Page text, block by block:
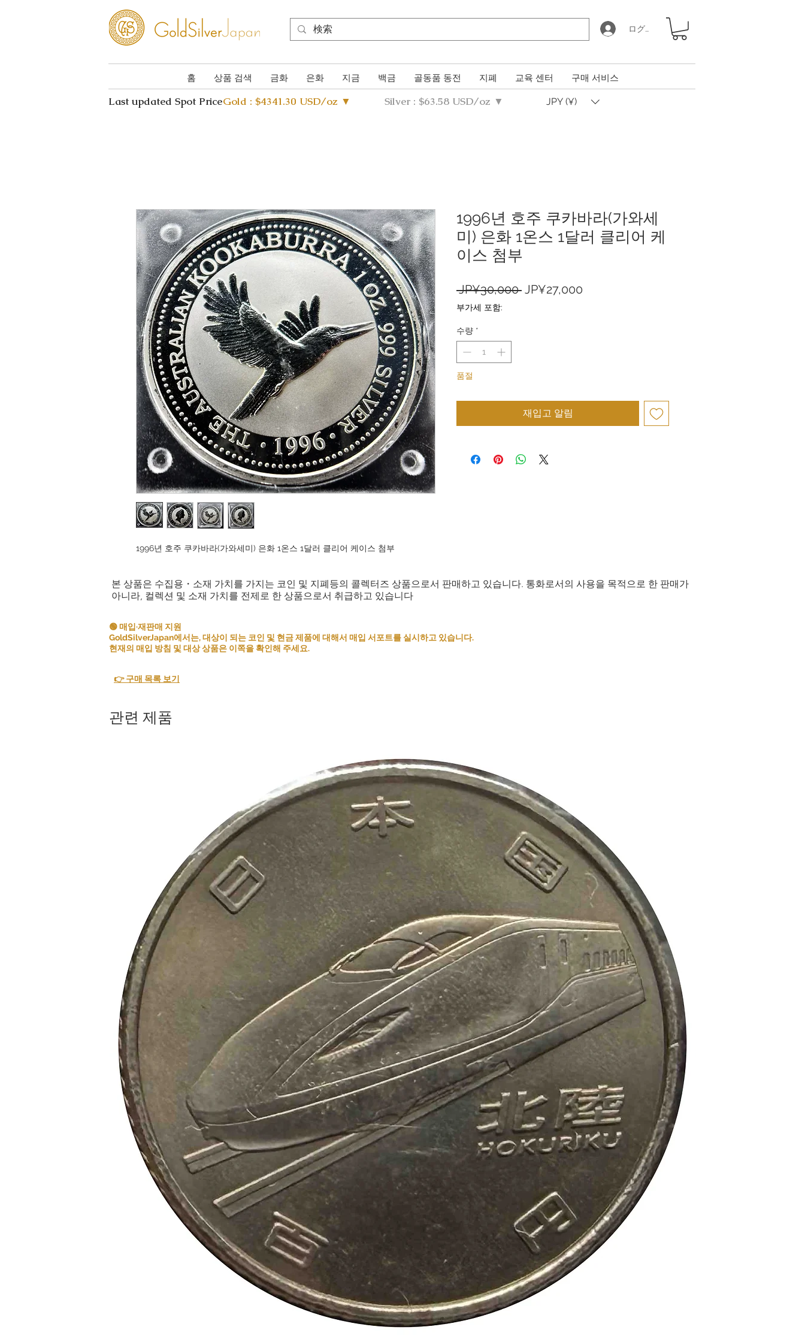
ログイン
홈 상품 검색 금화 은화 지금 백금 골동품 동전 지폐 교육 센터 구매 서비스
Last updated Spot PriceGold : $4341.30 USD/oz ▼ Silver : $63.58 USD/oz ▼ JPY (¥)
1996년 호주 쿠카바라(가와세미) 은화 1온스 1달러 클리어 케이스 첨부
1996년 호주 쿠카바라(가와세
미) 은화 1온스 1달러 클리어 케
이스 첨부
JP¥30,000 일
JP¥27,000
부가세 포함:
수량 *
품절
재입고 알림
본 상품은 수집용・소재 가치를 가지는 코인 및 지폐등의 콜렉터즈 상품으로서 판매하고 있습니다. 통화로서의 사용을 목적으로 한 판매가
아니라, 컬렉션 및 소재 가치를 전제로 한 상품으로서 취급하고 있습니다
🟢 매입·재판매 지원
GoldSilverJapan에서는, 대상이 되는 코인 및 현금 제품에 대해서 매입 서포트를 실시하고 있습니다.
현재의 매입 방침 및 대상 상품은 이쪽을 확인해 주세요.
👉 구매 목록 보기
관련 제품